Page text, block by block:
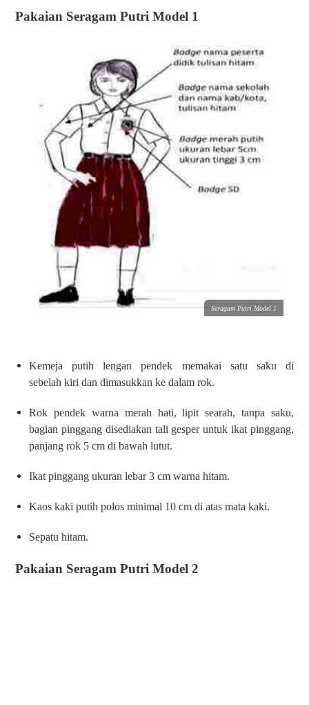
Pakaian Seragam Putri Model 1
Seragam Putri Model 1
Kemeja putih lengan pendek memakai satu saku di
sebelah kiri dan dimasukkan ke dalam rok.
Rok pendek warna merah hati,lipit searah, tanpa saku,
bagian pinggang disediakan tali gesperuntuk ikat pinggang,
panjang rok 5 cm di bawah lutut.
Ikat pinggang ukuran lebar 3 cm warna hitam.
Kaos kaki putih polos minimal 10 cm di atas mata kaki.
Sepatu hitam.
Pakaian Seragam Putri Model 2